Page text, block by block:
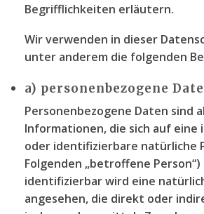
Begrifflichkeiten erläutern.
Wir verwenden in dieser
unter anderem die folgenden
a) personenbezogene
Personenbezogene Daten sind
Informationen, die sich auf
oder identifizierbare natürliche
Folgenden „betroffene Person“)
identifizierbar wird eine
angesehen, die direkt oder